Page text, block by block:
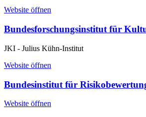
Website öffnen
Bundesforschungsinstitut für
JKI - Julius Kühn-Institut
Website öffnen
Bundesinstitut für
Website öffnen